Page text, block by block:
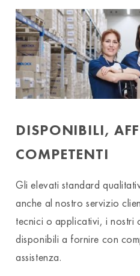
DISPONIBILI,
COMPETENTI
Gli elevati standard
anche al nostro servizio
tecnici o applicativi, i nostri
disponibili a fornire con
assistenza.